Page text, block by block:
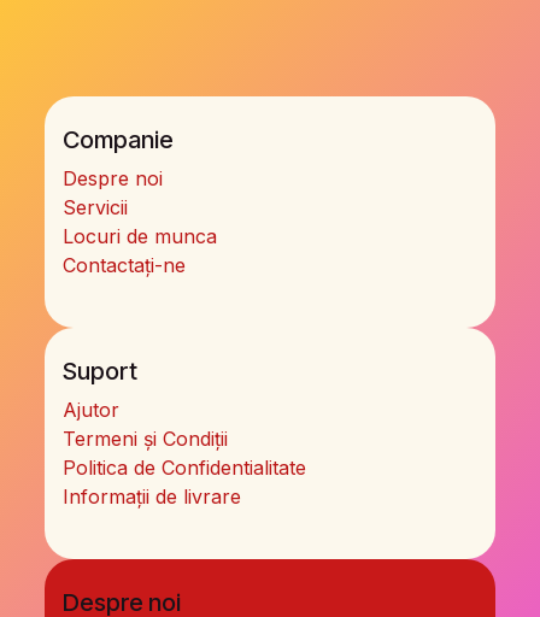
Companie
Despre noi
Servicii
Locuri de munca
Contactați-ne
Suport
Ajutor
Termeni și Condiții
Politica de Confidentialitate
Informații de livrare
Despre noi